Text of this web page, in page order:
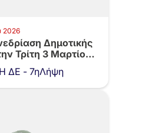
2026
Δημοτικής
Τρίτη 3 Μαρτίου
ΔΕ - 7ηΛήψη